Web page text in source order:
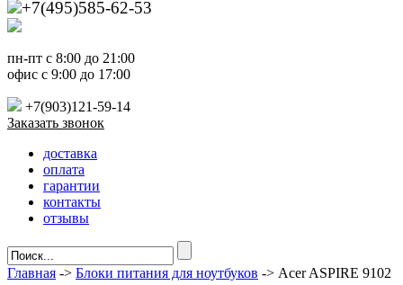
+7(495)585-62-53
пн-пт с 8:00 до 21:00
офис с 9:00 до 17:00
+7(903)121-59-14
Заказать звонок
доставка
оплата
гарантии
контакты
отзывы
Главная -> Блоки питания для ноутбуков -> Acer ASPIRE 9102